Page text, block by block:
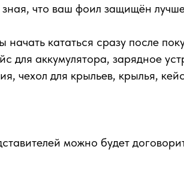
что ваш фоил защищён
начать кататься сразу после
для аккумулятора, зарядное
чехол для крыльев, крылья,
можно будет